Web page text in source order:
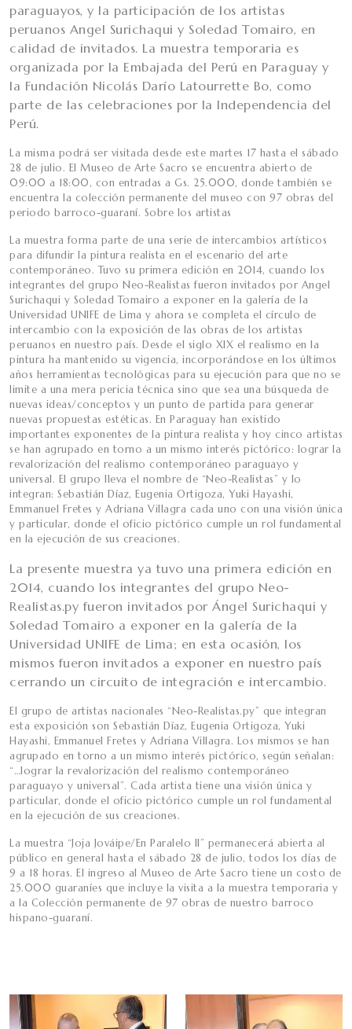
paraguayos, y la participación de los artistas
peruanos Angel Surichaqui y Soledad Tomairo, en
calidad de invitados. La muestra temporaria es
organizada por la Embajada del Perú en Paraguay y
la Fundación Nicolás Darío Latourrette Bo, como
parte de las celebraciones por la Independencia del
Perú.
La misma podrá ser visitada desde este martes 17 hasta el sábado
28 de julio. El Museo de Arte Sacro se encuentra abierto de
09:00 a 18:00, con entradas a Gs. 25.000, donde también se
encuentra la colección permanente del museo con 97 obras del
periodo barroco-guaraní. Sobre los artistas
La muestra forma parte de una serie de intercambios artísticos
para difundir la pintura realista en el escenario del arte
contemporáneo. Tuvo su primera edición en 2014, cuando los
integrantes del grupo Neo-Realistas fueron invitados por Angel
Surichaqui y Soledad Tomairo a exponer en la galería de la
Universidad UNIFE de Lima y ahora se completa el círculo de
intercambio con la exposición de las obras de los artistas
peruanos en nuestro país. Desde el siglo XIX el realismo en la
pintura ha mantenido su vigencia, incorporándose en los últimos
años herramientas tecnológicas para su ejecución para que no se
limite a una mera pericia técnica sino que sea una búsqueda de
nuevas ideas/conceptos y un punto de partida para generar
nuevas propuestas estéticas. En Paraguay han existido
importantes exponentes de la pintura realista y hoy cinco artistas
se han agrupado en torno a un mismo interés pictórico: lograr la
revalorización del realismo contemporáneo paraguayo y
universal. El grupo lleva el nombre de “Neo-Realistas” y lo
integran: Sebastián Díaz, Eugenia Ortigoza, Yuki Hayashi,
Emmanuel Fretes y Adriana Villagra cada uno con una visión única
y particular, donde el oficio pictórico cumple un rol fundamental
en la ejecución de sus creaciones.
La presente muestra ya tuvo una primera edición en
2014, cuando los integrantes del grupo Neo-
Realistas.py fueron invitados por Ángel Surichaqui y
Soledad Tomairo a exponer en la galería de la
Universidad UNIFE de Lima; en esta ocasión, los
mismos fueron invitados a exponer en nuestro país
cerrando un circuito de integración e intercambio.
El grupo de artistas nacionales “Neo-Realistas.py” que integran
esta exposición son Sebastián Díaz, Eugenia Ortigoza, Yuki
Hayashi, Emmanuel Fretes y Adriana Villagra. Los mismos se han
agrupado en torno a un mismo interés pictórico, según señalan:
“…lograr la revalorización del realismo contemporáneo
paraguayo y universal”. Cada artista tiene una visión única y
particular, donde el oficio pictórico cumple un rol fundamental
en la ejecución de sus creaciones.
La muestra “Joja Jováipe/En Paralelo II” permanecerá abierta al
público en general hasta el sábado 28 de julio, todos los días de
9 a 18 horas. El ingreso al Museo de Arte Sacro tiene un costo de
25.000 guaraníes que incluye la visita a la muestra temporaria y
a la Colección permanente de 97 obras de nuestro barroco
hispano-guaraní.